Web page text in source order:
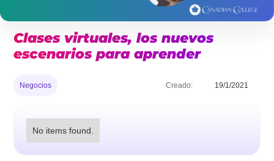
Clases virtuales, los nuevos
escenarios para aprender
Negocios Creado: 19/1/2021
No items found.